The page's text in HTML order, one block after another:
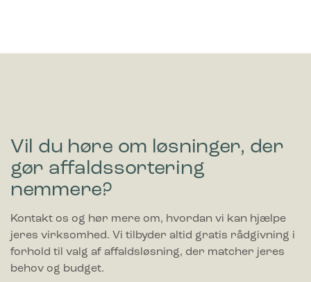
Vil du høre om løsninger, der
gør affaldssortering
nemmere?
Kontakt os og hør mere om, hvordan vi kan hjælpe
jeres virksomhed. Vi tilbyder altid gratis rådgivning i
forhold til valg af affaldsløsning, der matcher jeres
behov og budget.